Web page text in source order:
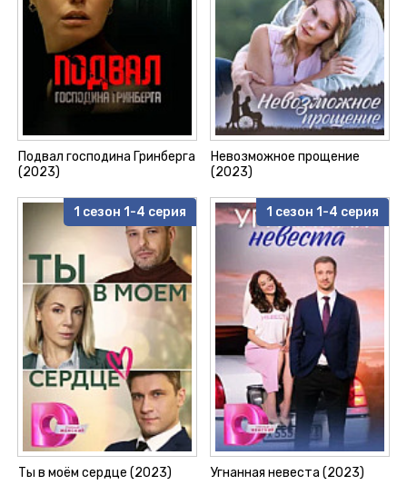
Подвал господина Гринберга
(2023)
Невозможное прощение
(2023)
Ты в моём сердце (2023)
1 сезон 1-4 серия
Угнанная невеста (2023)
1 сезон 1-4 серия